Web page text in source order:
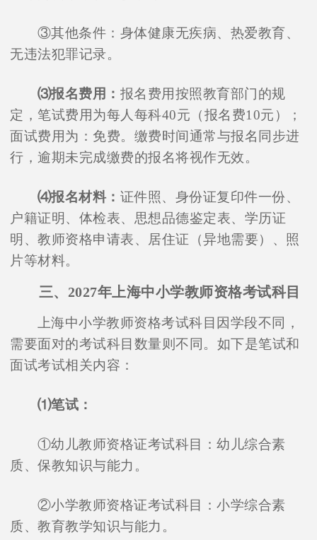
③其他条件：身体健康无疾病、热爱教育、
无违法犯罪记录。
⑶报名费用： 报名费用按照教育部门的规
定，笔试费用为每人每科40元（报名费10元）；
面试费用为：免费。缴费时间通常与报名同步进
行，逾期未完成缴费的报名将视作无效。
⑷报名材料： 证件照、身份证复印件一份、
户籍证明、体检表、思想品德鉴定表、学历证
明、教师资格申请表、居住证（异地需要）、照
片等材料。
三、2027年上海中小学教师资格考试科目
上海中小学教师资格考试科目因学段不同，
需要面对的考试科目数量则不同。如下是笔试和
面试考试相关内容：
⑴笔试：
①幼儿教师资格证考试科目：幼儿综合素
质、保教知识与能力。
②小学教师资格证考试科目：小学综合素
质、教育教学知识与能力。